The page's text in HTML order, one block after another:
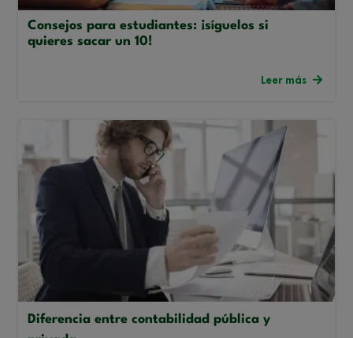
Consejos para estudiantes: ¡síguelos si
quieres sacar un 10!
Leer más
Diferencia entre contabilidad pública y